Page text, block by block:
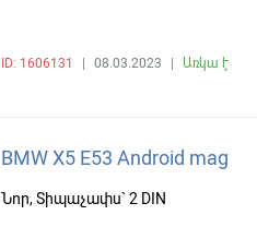
ID: 1606131 08.03.2023 Առկա է
BMW X5 E53 Android mag
Նոր, Տիպաչափս` 2 DIN